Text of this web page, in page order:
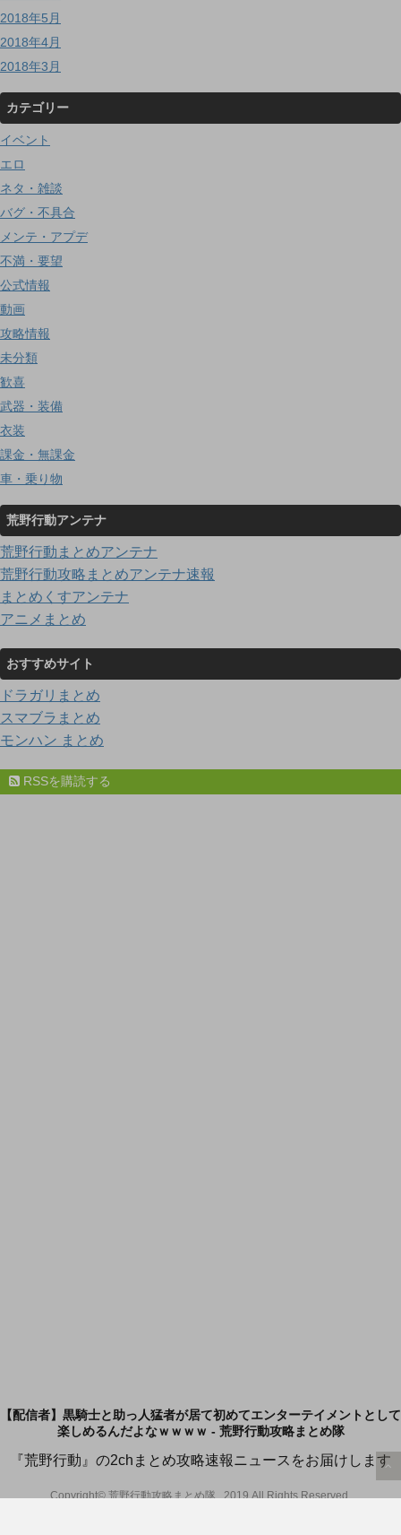
2018年5月
2018年4月
2018年3月
カテゴリー
イベント
エロ
ネタ・雑談
バグ・不具合
メンテ・アプデ
不満・要望
公式情報
動画
攻略情報
未分類
歓喜
武器・装備
衣装
課金・無課金
車・乗り物
荒野行動アンテナ
荒野行動まとめアンテナ
荒野行動攻略まとめアンテナ速報
まとめくすアンテナ
アニメまとめ
おすすめサイト
ドラガリまとめ
スマブラまとめ
モンハン まとめ
RSSを購読する
【配信者】黒騎士と助っ人猛者が居て初めてエンターテイメントとして
楽しめるんだよなｗｗｗｗ - 荒野行動攻略まとめ隊
『荒野行動』の2chまとめ攻略速報ニュースをお届けします
Copyright© 荒野行動攻略まとめ隊 , 2019 All Rights Reserved.